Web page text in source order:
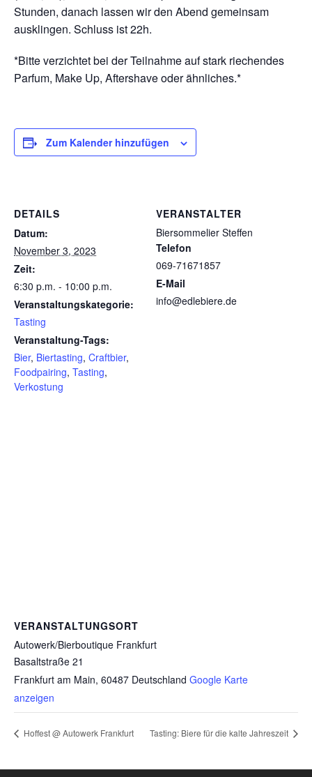
Stunden, danach lassen wir den Abend gemeinsam
ausklingen. Schluss ist 22h.
*Bitte verzichtet bei der Teilnahme auf stark riechendes
Parfum, Make Up, Aftershave oder ähnliches.*
Zum Kalender hinzufügen
DETAILS
Datum:
November 3, 2023
Zeit:
6:30 p.m. - 10:00 p.m.
Veranstaltungskategorie:
Tasting
Veranstaltung-Tags:
Bier, Biertasting, Craftbier,
Foodpairing, Tasting,
Verkostung
VERANSTALTER
Biersommelier Steffen
Telefon
069-71671857
E-Mail
info@edlebiere.de
VERANSTALTUNGSORT
Autowerk/Bierboutique Frankfurt
Basaltstraße 21
Frankfurt am Main, 60487 Deutschland Google Karte
anzeigen
Hoffest @ Autowerk Frankfurt Tasting: Biere für die kalte Jahreszeit